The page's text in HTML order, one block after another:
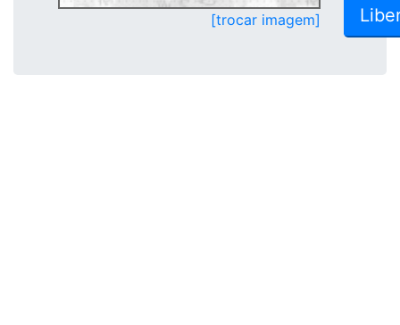
[trocar imagem]